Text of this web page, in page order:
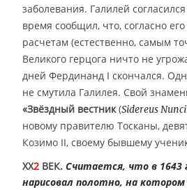
заболевания. Галилей
время сообщил, что, согласно
расчетам (естественно, самым
Великого герцога ничто не
дней Фердинанд I скончался.
не смутила Галилея. Свой
«Звёздный вестник(Sidereus
новому правителю Тосканы,
Козимо II, своему бывшему
XX2 ВЕК. Считается, что в 1643
нарисовал полотно, на котором